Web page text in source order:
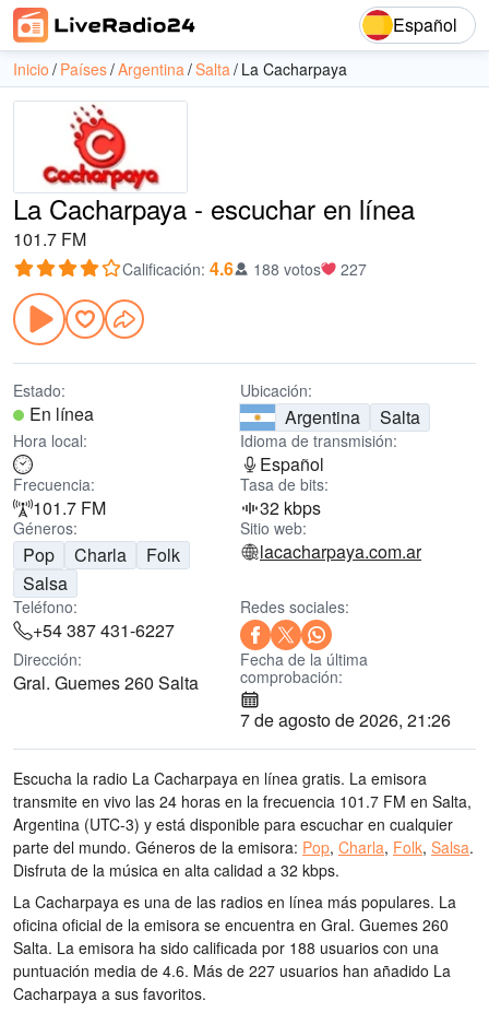
Español
Inicio Países Argentina Salta La Cacharpaya
La Cacharpaya - escuchar en línea
101.7 FM
Calificación: 4.6 188 votos 227
Estado:
En línea
Ubicación:
Argentina Salta
Hora local: Idioma de transmisión:
Español
Frecuencia:
101.7 FM
Tasa de bits:
32 kbps
Géneros:
Pop Charla
Folk
Salsa
Sitio web:
lacacharpaya.com.ar
Teléfono:
+54 387 431-6227
Redes sociales:
Dirección:
Gral. Guemes 260 Salta
Fecha de la última
comprobación:
7 de agosto de 2026, 21:26
Escucha la radio La Cacharpaya en línea gratis. La emisora
transmite en vivo las 24 horas en la frecuencia 101.7 FM en Salta,
Argentina (UTC-3) y está disponible para escuchar en cualquier
parte del mundo. Géneros de la emisora: Pop, Charla, Folk, Salsa.
Disfruta de la música en alta calidad a 32 kbps.
La Cacharpaya es una de las radios en línea más populares. La
oficina oficial de la emisora se encuentra en Gral. Guemes 260
Salta. La emisora ha sido calificada por 188 usuarios con una
puntuación media de 4.6. Más de 227 usuarios han añadido La
Cacharpaya a sus favoritos.